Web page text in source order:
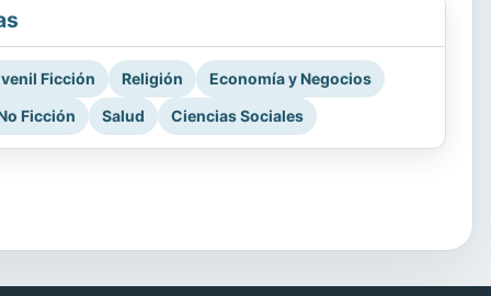
Ficción Religión
Economía y Negocios
Ficción
Salud Ciencias Sociales